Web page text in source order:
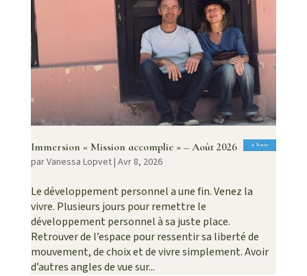
à Venir
Immersion « Mission accomplie » – Août 2026
parVanessa Lopvet| Avr 8, 2026
Le développement personnel a une fin. Venez la
vivre. Plusieurs jours pour remettre le
développement personnel à sa juste place.
Retrouver de l’espace pour ressentir sa liberté de
mouvement, de choix et de vivre simplement. Avoir
d’autres angles de vue sur...